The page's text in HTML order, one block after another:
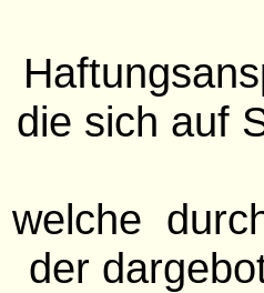
die sich auf
welche
der